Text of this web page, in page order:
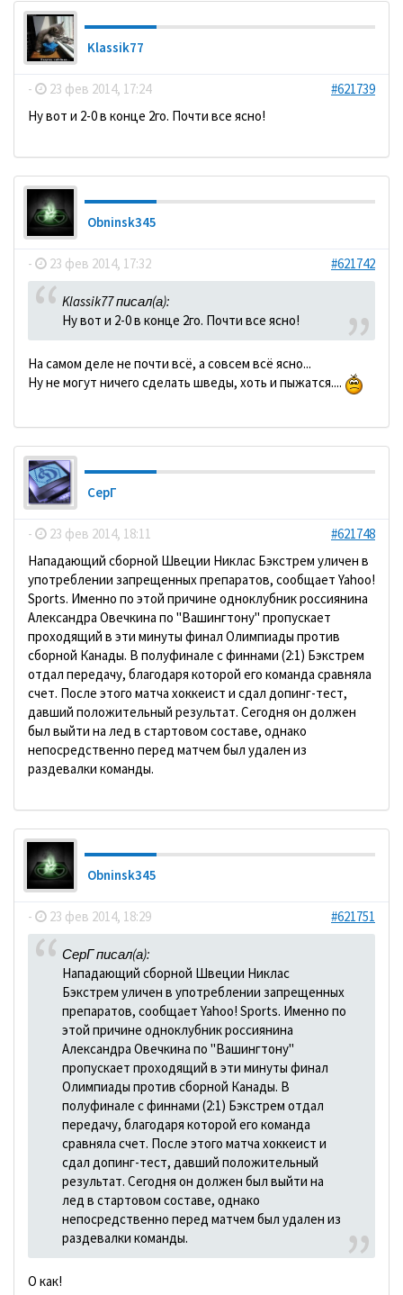
Klassik77
- 23 фев 2014, 17:24
#621739
Ну вот и 2-0 в конце 2го. Почти все ясно!
Obninsk345
- 23 фев 2014, 17:32 #621742
Klassik77 писал(а):
Ну вот и 2-0 в конце 2го. Почти все ясно!
На самом деле не почти всё, а совсем всё ясно...
Ну не могут ничего сделать шведы, хоть и пыжатся....
СерГ
- 23 фев 2014, 18:11
#621748
Нападающий сборной Швеции Никлас Бэкстрем уличен в
употреблении запрещенных препаратов, сообщает Yahoo!
Sports. Именно по этой причине одноклубник россиянина
Александра Овечкина по "Вашингтону" пропускает
проходящий в эти минуты финал Олимпиады против
сборной Канады. В полуфинале с финнами (2:1) Бэкстрем
отдал передачу, благодаря которой его команда сравняла
счет. После этого матча хоккеист и сдал допинг-тест,
давший положительный результат. Сегодня он должен
был выйти на лед в стартовом составе, однако
непосредственно перед матчем был удален из
раздевалки команды.
Obninsk345
- 23 фев 2014, 18:29 #621751
СерГ писал(а):
Нападающий сборной Швеции Никлас
Бэкстрем уличен в употреблении запрещенных
препаратов, сообщает Yahoo! Sports. Именно по
этой причине одноклубник россиянина
Александра Овечкина по "Вашингтону"
пропускает проходящий в эти минуты финал
Олимпиады против сборной Канады. В
полуфинале с финнами (2:1) Бэкстрем отдал
передачу, благодаря которой его команда
сравняла счет. После этого матча хоккеист и
сдал допинг-тест, давший положительный
результат. Сегодня он должен был выйти на
лед в стартовом составе, однако
непосредственно перед матчем был удален из
раздевалки команды.
О как!